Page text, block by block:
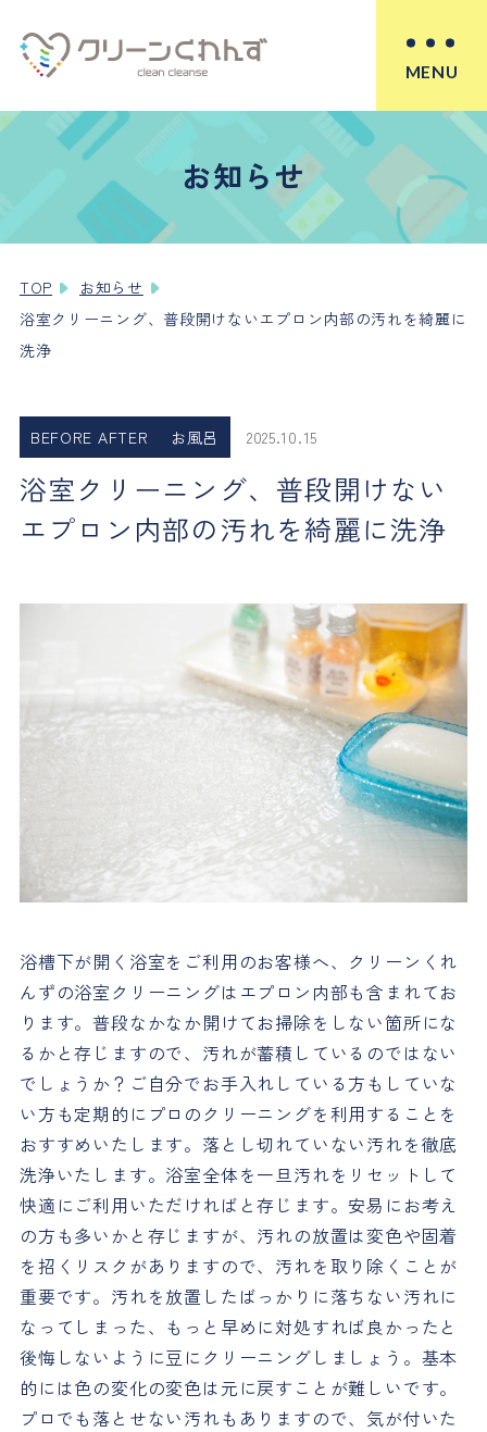
MENU
お知らせ
TOP
お知らせ
浴室クリーニング、普段開けないエプロン内部の汚れを綺麗に
洗浄
BEFORE AFTER お風呂 2025.10.15
浴室クリーニング、普段開けない
エプロン内部の汚れを綺麗に洗浄
浴槽下が開く浴室をご利用のお客様へ、クリーンくれ
んずの浴室クリーニングはエプロン内部も含まれてお
ります。普段なかなか開けてお掃除をしない箇所にな
るかと存じますので、汚れが蓄積しているのではない
でしょうか？ご自分でお手入れしている方もしていな
い方も定期的にプロのクリーニングを利用することを
おすすめいたします。落とし切れていない汚れを徹底
洗浄いたします。浴室全体を一旦汚れをリセットして
快適にご利用いただければと存じます。安易にお考え
の方も多いかと存じますが、汚れの放置は変色や固着
を招くリスクがありますので、汚れを取り除くことが
重要です。汚れを放置したばっかりに落ちない汚れに
なってしまった、もっと早めに対処すれば良かったと
後悔しないように豆にクリーニングしましょう。基本
的には色の変化の変色は元に戻すことが難しいです。
プロでも落とせない汚れもありますので、気が付いた